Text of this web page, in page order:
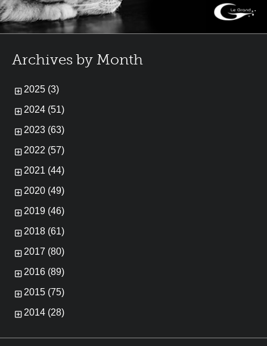
Archives by Month
2025 (3)
2024 (51)
2023 (63)
2022 (57)
2021 (44)
2020 (49)
2019 (46)
2018 (61)
2017 (80)
2016 (89)
2015 (75)
2014 (28)